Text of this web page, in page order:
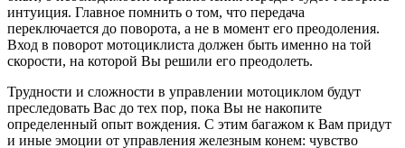
интуиция. Главное помнить о том, что передача
переключается до поворота, а не в момент его преодоления.
Вход в поворот мотоциклиста должен быть именно на той
скорости, на которой Вы решили его преодолеть.
Трудности и сложности в управлении мотоциклом будут
преследовать Вас до тех пор, пока Вы не накопите
определенный опыт вождения. С этим багажом к Вам придут
и иные эмоции от управления железным конем: чувство